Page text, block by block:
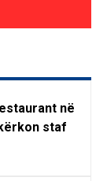
në
staf